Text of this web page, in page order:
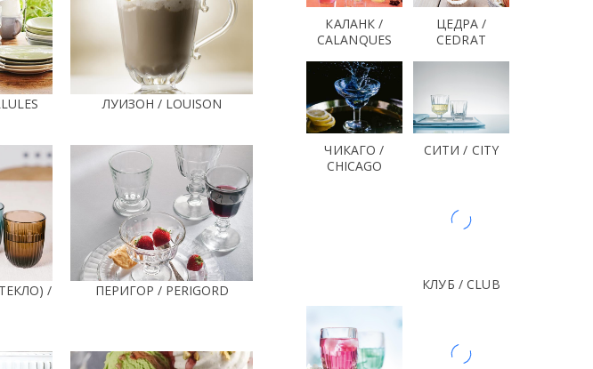
КАЛАНК /
CALANQUES
ЦЕДРА /
CEDRAT
ЧИКАГО /
CHICAGO
СИТИ / CITY
КЛУБ / CLUB
ЛУИЗОН / LOUISON
/
ПЕРИГОР / PERIGORD